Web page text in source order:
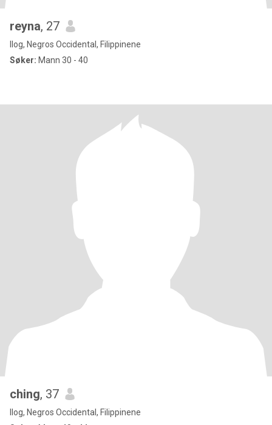
reyna, 27
Ilog, Negros Occidental, Filippinene
Søker: Mann 30 - 40
ching, 37
Ilog, Negros Occidental, Filippinene